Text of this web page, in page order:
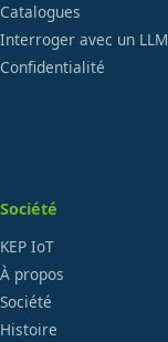
Catalogues
Interroger avec un LLM
Confidentialité
Société
KEP IoT
À propos
Société
Histoire